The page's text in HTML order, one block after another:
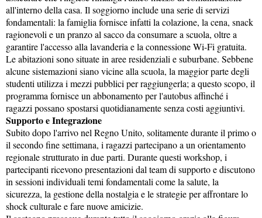
all'interno della casa. Il soggiorno include una serie di servizi
fondamentali: la famiglia fornisce infatti la colazione, la cena, snack
ragionevoli e un pranzo al sacco da consumare a scuola, oltre a
garantire l'accesso alla lavanderia e la connessione Wi-Fi gratuita.
Le abitazioni sono situate in aree residenziali e suburbane. Sebbene
alcune sistemazioni siano vicine alla scuola, la maggior parte degli
studenti utilizza i mezzi pubblici per raggiungerla; a questo scopo, il
programma fornisce un abbonamento per l'autobus affinché i
ragazzi possano spostarsi quotidianamente senza costi aggiuntivi.
Supporto e Integrazione
Subito dopo l'arrivo nel Regno Unito, solitamente durante il primo o
il secondo fine settimana, i ragazzi partecipano a un orientamento
regionale strutturato in due parti. Durante questi workshop, i
partecipanti ricevono presentazioni dal team di supporto e discutono
in sessioni individuali temi fondamentali come la salute, la
sicurezza, la gestione della nostalgia e le strategie per affrontare lo
shock culturale e fare nuove amicizie.